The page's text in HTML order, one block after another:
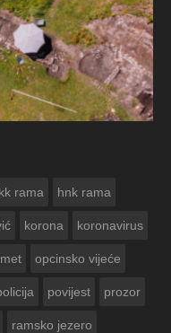
rama hnk rama
korona koronavirus
opcinsko vijeće
povijest prozor
ramsko jezero